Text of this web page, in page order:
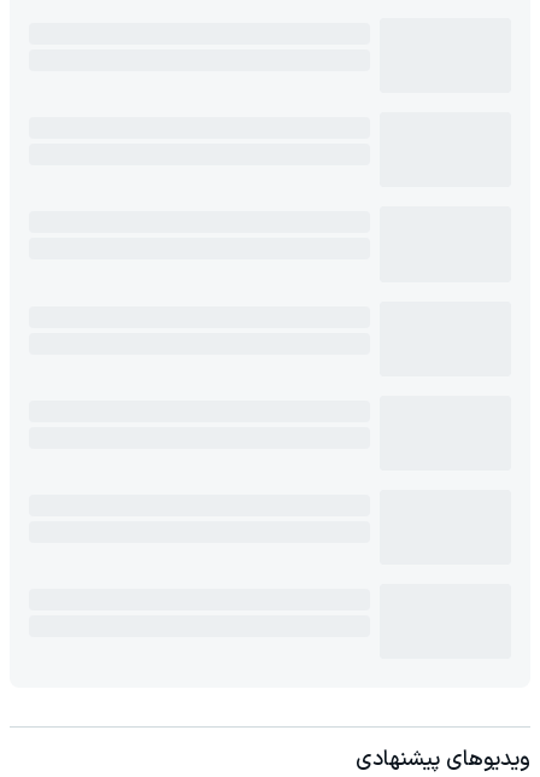
ویدیوهای پیشنهادی